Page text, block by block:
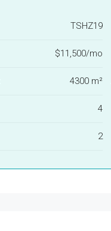
TSHZ19
$11,500/mo
4300 m²
4
2